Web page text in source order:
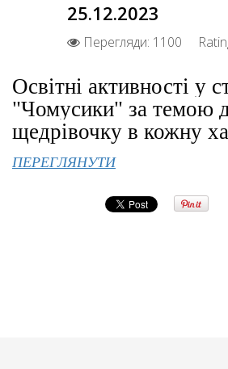
25.12.2023
Перегляди: 1100
Освітні активності у
"Чомусики" за темою
щедрівочку в кожну
ПЕРЕГЛЯНУТИ